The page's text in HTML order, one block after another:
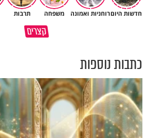
חדשות היוםרוחניות ואמונה משפחה תרבות
קצרים
כתבות נוספות